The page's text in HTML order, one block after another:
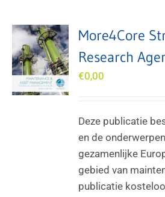
More4Core
Research
€0,00
Deze publicatie
en de
gezamenlijke
gebied van
publicatie